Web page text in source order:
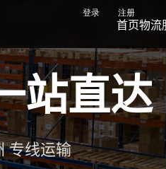
登录 注册